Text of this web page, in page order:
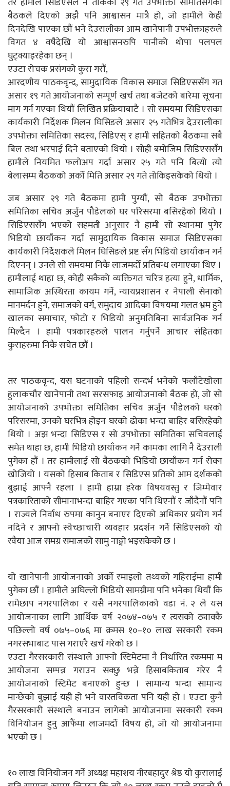
बैठकले दिएको अझै पनि आश्वासन मात्रै हो, जो हामीले केही
दिनदेखि पाएका छौं भने देउरालीका आम खानेपानी उपभोक्ताहरुले
विगत ४ वषैदेखि यो आश्वासनरुपि पानीको थोपा पलपल
घुट्क्याइरहेका छन् ।
एउटा रोचक प्रसंगको कुरा गरौं,
आरदणीय पाठकवृन्द, सामुदायिक विकास समाज सिडिएससँग गत
असार १९ गते आयोजनाको सम्पूर्ण खर्च तथा बजेटको बारेमा सूचना
माग गर्न गएका थियौं लिखित प्रक्रियाबाटै । सो समयमा सिडिएसका
कार्यकारी निर्देशक मिलन घिसिङले असार २५ गतेभित्र देउरालीका
उपभोक्ता समितिका सदस्य, सिडिएस् र हामी सहितको बैठकमा सबै
बिल तथा भरपाई दिने बताएको थियो । सोही बमोजिम सिडिएससँग
हामीले नियमित फलोअप गर्दा असार २५ गते पनि बित्यो त्यो
बेलासम्म बैठकको अर्को मिति असार २९ गते तोकिइसकेको थियो ।
जब असार २९ गते बैठकमा हामी पुग्यौं, सो बैठक उपभोक्ता
समितिका सचिव अर्जुन पौडेलको घर परिसरमा बसिरहेको थियो ।
सिडिएससँग भएको सहमती अनुसार नै हामी सो स्थानमा पुगेर
भिडियो छायाँकन गर्दा सामुदायिक विकास समाज सिडिएसका
कार्यकारी निर्देशकले मिलन घिसिङले प्रष्ट सँग भिडियो छायाँकन गर्न
दिएनन् । उनले सो समयमा निकै लाजमर्दो प्रतिबन्ध लगाएका थिए ।
हामीलाई थाहा छ, कोही सकैको व्यक्तिगत चरित्र हत्या हुने, धार्मिक,
सामाजिक अस्थिरता कायम गर्ने, न्यायप्रशासन र नेपाली सेनाको
मानमर्दन हुने, समाजको वर्ग, समुदाय आदिका विषयमा गलत भ्रम हुने
खालका समाचार, फोटो र भिडियो अनुमतिबिना सार्वजनिक गर्न
मिल्दैन । हामी पत्रकारहरुले पालन गर्नुपर्ने आचार संहितका
कुराहरुमा निकै सचेत छौं ।
तर पाठकवृन्द, यस घटनाको पहिलो सन्दर्भ भनेको फलाँटेखोला
हुलाकचौर खानेपानी तथा सरसफाइ आयोजनाको बैठक हो, जो सो
आयोजनाको उपभोक्ता समितिका सचिव अर्जुन पौडेलको घरको
परिसरमा, उनको घरभित्र होइन घरको ढोका भन्दा बाहिर बसिरहेको
थियो । अझ भन्दा सिडिएस र सो उपभोक्ता समितिका सचिवलाई
समेत थाहा छ, हामी भिडियो छायाँकन गर्ने कामका लागि नै देउराली
पुगेका हौं । तर हामीलाई सो बैठकको भिडियो छायाँकन गर्न रोक्न
खोजियो । यसको हिसाब किताब र सिडिएस प्रतिको आम दर्शकको
बुझाई आफ्नै रहला । हामी हाम्रा हरेक विषयवस्तु र जिम्मेवार
पत्रकारिताको सीमानाभन्दा बाहिर गएका पनि थिएनौं र जाँदैनौं पनि
। राज्यले निर्वाध रुपमा कानुन बनाएर दिएको अधिकार प्रयोग गर्न
नदिने र आफ्नो स्वेच्छाचारी व्यवहार प्रदर्शन गर्ने सिडिएसको यो
रवैया आज समग्र समाजको सामु नाङ्गो भइसकेको छ ।
यो खानेपानी आयोजनाको अर्को रमाइलो तथ्यको गहिराईमा हामी
पुगेका छौं । हामीले अघिल्लो भिडियो सामग्रीमा पनि भनेका थियौं कि
रामेछाप नगरपालिका र यसै नगरपालिकाको वडा नं. २ ले यस
आयोजनाका लागि आर्थिक वर्ष २०७४–०७५ र त्यसको ठ्याक्कै
पछिल्लो वर्ष ०७५–०७६ मा क्रमस १०–१० लाख सरकारी रकम
नगरसभाबाट पास गराएरै खर्च गरेको छ ।
एउटा गैरसरकारी संस्थाले आफ्नो स्टिमेटमा नै निर्धारित रकममा म
आयोजना सम्पन्न गराउन सक्छु भन्ने हिसाबकिताब गरेर नै
आयोजनाको स्टिमेट बनाएको हुन्छ । सामान्य भन्दा सामान्य
मान्छेको बुझाई यही हो भने वास्तविकता पनि यही हो । एउटा कुनै
गैरसरकारी संस्थाले बनाउन लागेको आयोजनामा सरकारी रकम
विनियोजन हुनु आफैंमा लाजमर्दो विषय हो, जो यो आयोजनामा
भएको छ ।
१० लाख विनियोजन गर्ने अध्यक्ष महाशय नीरबहादुर श्रेष्ठ यो कुरालाई